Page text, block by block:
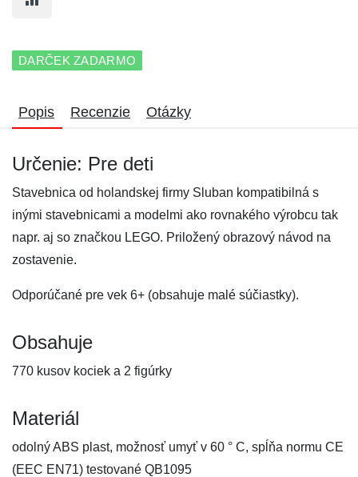
DARČEK ZADARMO
Popis Recenzie Otázky
Určenie: Pre deti
Stavebnica od holandskej firmy Sluban kompatibilná s
inými stavebnicami a modelmi ako rovnakého výrobcu tak
napr. aj so značkou LEGO. Priložený obrazový návod na
zostavenie.
Odporúčané pre vek 6+ (obsahuje malé súčiastky).
Obsahuje
770 kusov kociek a 2 figúrky
Materiál
odolný ABS plast, možnosť umyť v 60 ° C, spĺňa normu CE
(EEC EN71) testované QB1095